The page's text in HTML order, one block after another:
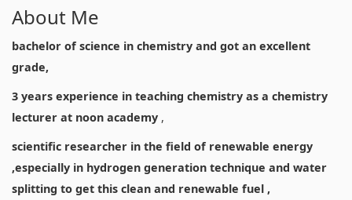
About Me
bachelor of science in chemistry and got an excellent
grade,
3 years experience in teaching chemistry as a chemistry
lecturer at noon academy ,
scientific researcher in the field of renewable energy
,especially in hydrogen generation technique and water
splitting to get this clean and renewable fuel ,